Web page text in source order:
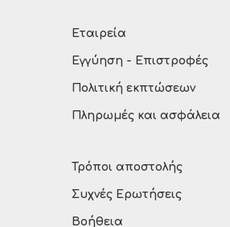
Εταιρεία
Εγγύηση - Επιστροφές
Πολιτική εκπτώσεων
Πληρωμές και ασφάλεια
Τρόποι αποστολής
Συχνές Ερωτήσεις
Βοήθεια